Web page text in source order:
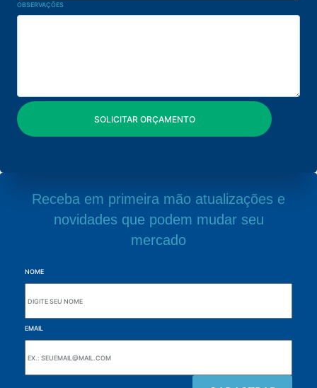
OBSERVAÇÕES
Receba em primeira mão atualizações e
novidades que podem mudar seu
mercado
NOME
EMAIL